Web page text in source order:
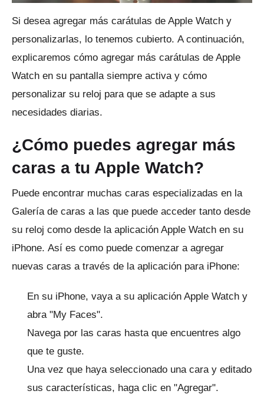
Si desea agregar más carátulas de Apple Watch y
personalizarlas, lo tenemos cubierto. A continuación,
explicaremos cómo agregar más carátulas de Apple
Watch en su pantalla siempre activa y cómo
personalizar su reloj para que se adapte a sus
necesidades diarias.
¿Cómo puedes agregar más
caras a tu Apple Watch?
Puede encontrar muchas caras especializadas en la
Galería de caras a las que puede acceder tanto desde
su reloj como desde la aplicación Apple Watch en su
iPhone. Así es como puede comenzar a agregar
nuevas caras a través de la aplicación para iPhone:
En su iPhone, vaya a su aplicación Apple Watch y
abra "My Faces".
Navega por las caras hasta que encuentres algo
que te guste.
Una vez que haya seleccionado una cara y editado
sus características, haga clic en "Agregar".